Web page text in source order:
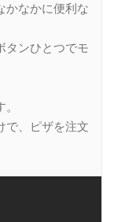
かなかに便利な
タンひとつでモ
で、ピザを注文